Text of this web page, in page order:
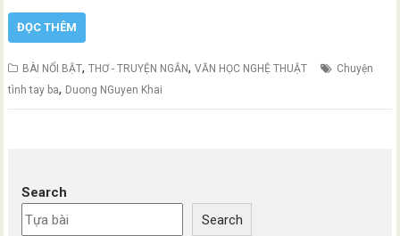
ĐỌC THÊM
BÀI NỔI BẬT,THƠ - TRUYỆN NGẮN,VĂN HỌC NGHỆ THUẬT
Chuyện
tình tay ba, Duong NGuyen Khai
Search
Search